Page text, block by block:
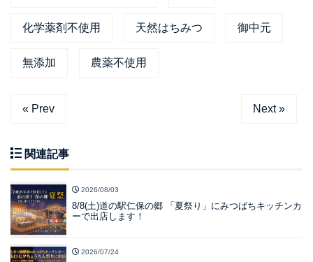
化学薬剤不使用 天然はちみつ 御中元
無添加 農薬不使用
« Prev Next »
関連記事
2026/08/03
8/8(土)道の駅仁保の郷 「夏祭り」にみつばちキッチンカ
ーで出店します！
2026/07/24